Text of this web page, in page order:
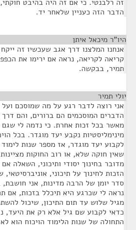
זה רלבנטי. כי אם זה היה בהיבט
הדבר הזה כעניין שלאחר יד.
היו"ר מיכאל איתן
אנחנו המלצנו דרך אגב שעכשיו זה
קריאה לקריאה, נראה אם ירימו את
תמיר, בבקשה.
יולי תמיר
אני רוצה לדבר רגע על מה שמוסכם
הדברים המוסכמים הם ברורים, והם דרך
מאשר בכל זכות אחרת. כי נדמה לי שגם
מינימליסטיות נקבע יעד מוגדר. בכל
לקבוע יעד מוגדר, אז מספר שנות
שאין חוקה שלא, או רוב החוקות
מדובר בחינוך יסודי ותיכוני, השאלה
הזכות לחינוך על תיכוני,
סדר יומן של הרבה מדינות, אני
נראה לי שכרגע היא תיכלל בזכות, אם
מגיל שלוש עד תום התיכון, שיכול
כדאי לקבוע שם גיל אלא רק את היעד,
התחולה של שנות הלימוד הויכוח הוא